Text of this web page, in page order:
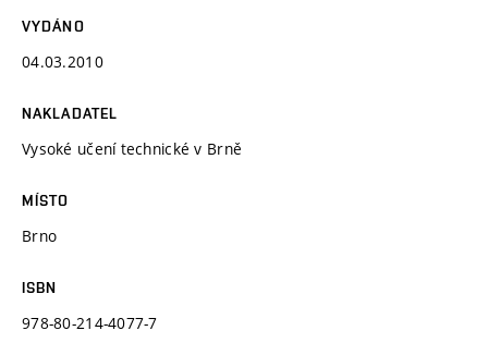
VYDÁNO
04.03.2010
NAKLADATEL
Vysoké učení technické v Brně
MÍSTO
Brno
ISBN
978-80-214-4077-7